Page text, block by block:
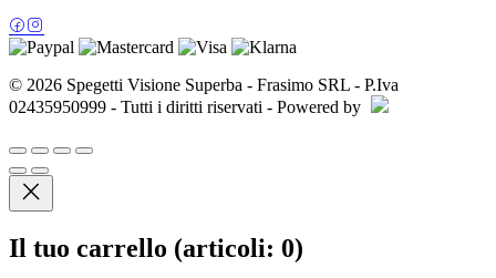
© 2026 Spegetti Visione Superba - Frasimo SRL - P.Iva
02435950999 - Tutti i diritti riservati - Powered by
Il tuo carrello (articoli: 0)